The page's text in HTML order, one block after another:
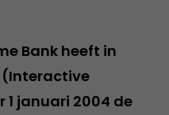
Bank heeft in
(Interactive
januari 2004 de